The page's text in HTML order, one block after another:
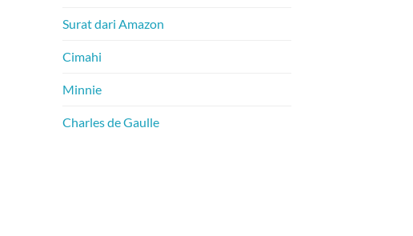
Surat dari Amazon
Cimahi
Minnie
Charles de Gaulle